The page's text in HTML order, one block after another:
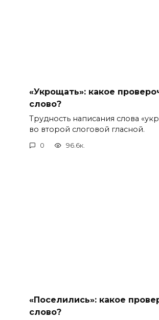
«Укрощать»: какое
слово?
Трудность написания слова
во второй слоговой гласной.
0 96.6к.
«Поселились»: какое
слово?